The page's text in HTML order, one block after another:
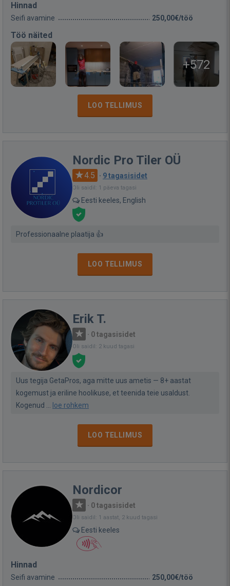
Hinnad
Seifi avamine 250,00€/töö
Töö näited
+572
LOO TELLIMUS
Nordic Pro Tiler OÜ
4.5 · 9 tagasisidet
Oli saidil: 1 päeva tagasi
Eesti keeles, English
Professionaalne plaatija 👍
LOO TELLIMUS
Erik T.
· 0 tagasisidet
Oli saidil: 2 kuud tagasi
Uus tegija GetaPros, aga mitte uus ametis — 8+ aastat
kogemust ja eriline hoolikuse, et teenida teie usaldust.
Kogenud ...
loe rohkem
LOO TELLIMUS
Nordicor
· 0 tagasisidet
Oli saidil: 1 aastat, 2 kuud tagasi
Eesti keeles
Hinnad
Seifi avamine 250,00€/töö